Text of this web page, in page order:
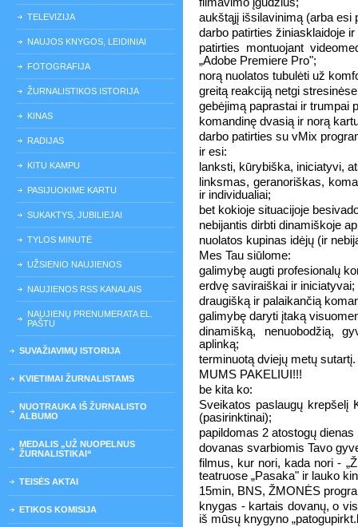
TELEVIZIJA
NAUJOS KNYGOS, LEIDINIAI
FOTOGRAFIJA
ŽURNALISTIKOS ISTORIJA
KINAS
RADIJAS
KITU KAMPU
PASIJUOKIME KARTU
SUKAKTYS, JUBILIEJAI
TYLOS MINUTĖ
UŽSIENIO NAUJIENOS
NAUJIENOS RSS KANALAIS
NAUJIENŲ PRENUMERATA EL.
PAŠTU
SUVAŽIAVIMŲ ISTORIJA
KVIETIMAI ŽURNALISTAMS
NUOTRAUKA IŠ ŽURNALISTO
ALBUMO
MEDALIS „UŽ NUOPELNUS
ŽURNALISTIKAI“
TEISĖS AKTAI
ETIKOS KOMISIJA
aukštąjį išsilavinimą (arba esi
darbo patirties žiniasklaidoje
patirties montuojant
„Adobe Premiere Pro";
norą nuolatos tubulėti už
greitą reakciją netgi
gebėjimą paprastai ir trumpai
komandinę dvasią ir norą
darbo patirties su vMix
ir esi:
lanksti, kūrybiška, iniciatyvi,
linksmas, geranoriškas,
ir individualiai;
bet kokioje situacijoje
nebijantis dirbti dinamiškoje
nuolatos kupinas idėjų (ir
Mes Tau siūlome:
galimybę augti profesionalų
erdvę saviraiškai ir iniciatyvai;
draugišką ir palaikančią
galimybę daryti įtaką
dinamišką, nenuobodžią,
aplinką;
terminuotą dviejų metų sutartį.
MUMS PAKELIUI!!!
be kita ko:
Sveikatos paslaugų krepšelį
(pasirinktinai);
papildomas 2 atostogų dienas
dovanas svarbiomis Tavo
filmus, kur nori, kada nori -
teatruose „Pasaka" ir lauko
15min, BNS, ŽMONĖS
knygas - kartais dovanų, o
iš mūsų knygyno